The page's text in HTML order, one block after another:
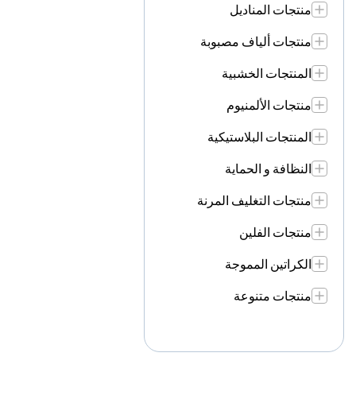
منتجات المناديل
منتجات ألياف مصبوبة
المنتجات الخشبية
منتجات الألمنيوم
المنتجات البلاستيكية
النظافة و الحماية
منتجات التغليف المرنة
منتجات الفلين
الكراتين المموجة
منتجات متنوعة